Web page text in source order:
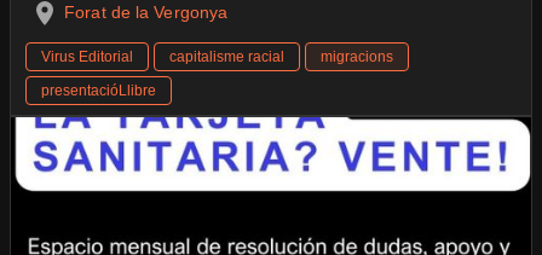
Forat de la Vergonya
Virus Editorial capitalisme racial
migracions
presentacióLlibre